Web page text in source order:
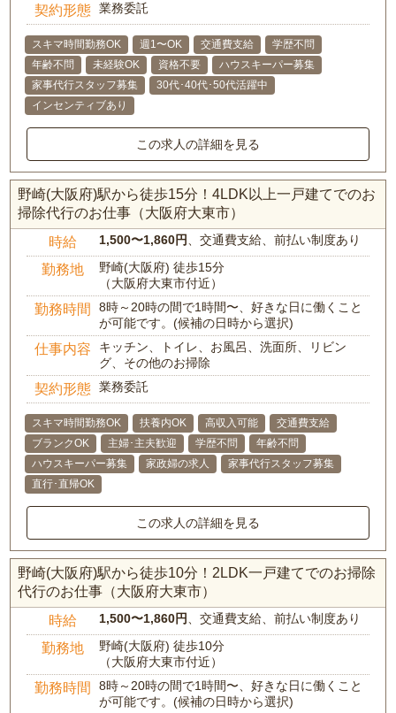
契約形態 業務委託
スキマ時間勤務OK 週1〜OK 交通費支給
学歴不問
年齢不問
未経験OK 資格不要
ハウスキーパー募集
家事代行スタッフ募集
30代･40代･50代活躍中
インセンティブあり
この求人の詳細を見る
野崎(大阪府)駅から徒歩15分！4LDK以上一戸建てでのお
掃除代行のお仕事（大阪府大東市）
時給 1,500〜1,860円 、交通費支給、前払い制度あり
勤務地
野崎(大阪府) 徒歩15分
（大阪府大東市付近）
勤務時間
8時～20時の間で1時間〜、好きな日に働くこと
が可能です。(候補の日時から選択)
仕事内容
キッチン、トイレ、お風呂、洗面所、リビン
グ、その他のお掃除
契約形態 業務委託
スキマ時間勤務OK 扶養内OK 高収入可能
交通費支給
ブランクOK
主婦･主夫歓迎 学歴不問
年齢不問
ハウスキーパー募集
家政婦の求人
家事代行スタッフ募集
直行･直帰OK
この求人の詳細を見る
野崎(大阪府)駅から徒歩10分！2LDK一戸建てでのお掃除
代行のお仕事（大阪府大東市）
時給 1,500〜1,860円 、交通費支給、前払い制度あり
勤務地
野崎(大阪府) 徒歩10分
（大阪府大東市付近）
勤務時間
8時～20時の間で1時間〜、好きな日に働くこと
が可能です。(候補の日時から選択)